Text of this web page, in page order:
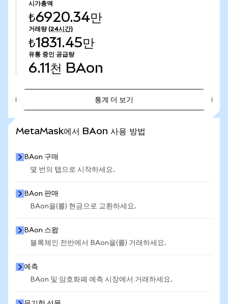
시가총액
₺6920.34만
거래량 (24시간)
₺1831.45만
유통 중인 공급량
6.11천 BAon
통계 더 보기
MetaMask에서 BAon 사용 방법
BAon 구매
몇 번의 탭으로 시작하세요.
BAon 판매
BAon을(를) 현금으로 교환하세요.
BAon 스왑
블록체인 전반에서 BAon을(를) 거래하세요.
예측
BAon 및 암호화폐 예측 시장에서 거래하세요.